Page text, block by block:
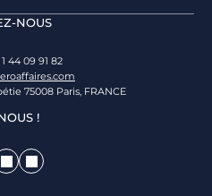
NOUS
44 09 91 82
75008 Paris, FRANCE
!